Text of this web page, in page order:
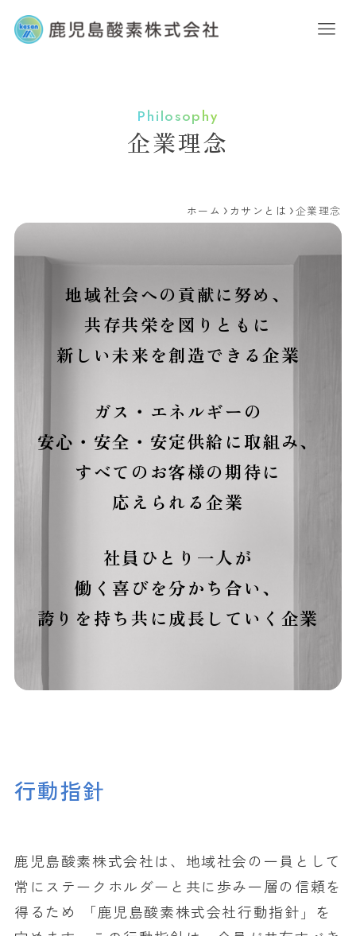
企業理念
Philosophy
ホーム カサンとは 企業理念
地域社会への貢献に努め、
共存共栄を図りともに
新しい未来を創造できる企業
ガス・エネルギーの
安心・安全・安定供給に取組み、
すべてのお客様の期待に
応えられる企業
社員ひとり一人が
働く喜びを分かち合い、
誇りを持ち共に成長していく企業
行動指針
鹿児島酸素株式会社は、地域社会の一員として
常にステークホルダーと共に歩み一層の信頼を
得るため 「鹿児島酸素株式会社行動指針」を